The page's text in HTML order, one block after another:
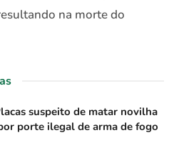
na morte do
suspeito de matar novilha
porte ilegal de arma de fogo